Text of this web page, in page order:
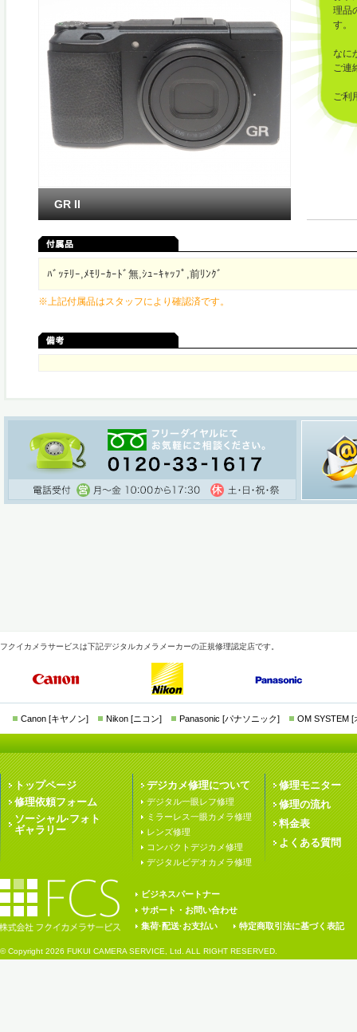
理品
す。
なに
ご連
ご利
GR II
ﾊﾞｯﾃﾘｰ,ﾒﾓﾘｰｶｰﾄﾞ無,ｼｭｰｷｬｯﾌﾟ,前ﾘﾝｸﾞ
※上記付属品はスタッフにより確認済です。
フクイカメラサービスは下記デジタルカメラメーカーの正規修理認定店です。
Canon [キヤノン] Nikon [ニコン] Panasonic [パナソニック] OM SYSTEM [
トップページ
修理依頼フォーム
ソーシャル·フォト
ギャラリー
デジカメ修理について
デジタル一眼レフ修理
ミラーレス一眼カメラ修理
レンズ修理
コンパクトデジカメ修理
デジタルビデオカメラ修理
修理モニター
修理の流れ
料金表
よくある質問
ビジネスパートナー
サポート・お問い合わせ
集荷·配送·お支払い
特定商取引法に基づく表記
© Copyright 2026 FUKUI CAMERA SERVICE, Ltd. ALL RIGHT RESERVED.